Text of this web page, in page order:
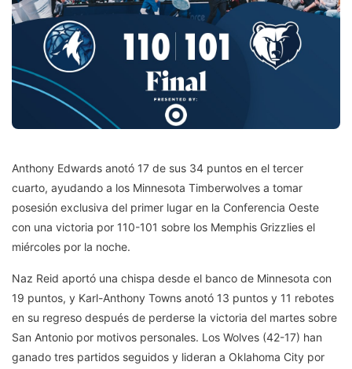
Anthony Edwards anotó 17 de sus 34 puntos en el tercer
cuarto, ayudando a los Minnesota Timberwolves a tomar
posesión exclusiva del primer lugar en la Conferencia Oeste
con una victoria por 110-101 sobre los Memphis Grizzlies el
miércoles por la noche.
Naz Reid aportó una chispa desde el banco de Minnesota con
19 puntos, y Karl-Anthony Towns anotó 13 puntos y 11 rebotes
en su regreso después de perderse la victoria del martes sobre
San Antonio por motivos personales. Los Wolves (42-17) han
ganado tres partidos seguidos y lideran a Oklahoma City por